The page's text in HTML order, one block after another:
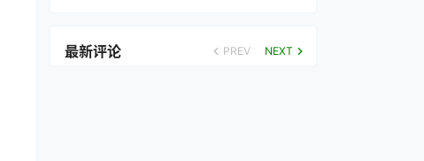
最新评论 PREV NEXT